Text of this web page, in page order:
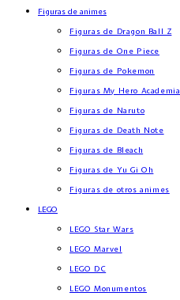
Figuras de animes
Figuras de Dragon Ball Z
Figuras de One Piece
Figuras de Pokemon
Figuras My Hero Academia
Figuras de Naruto
Figuras de Death Note
Figuras de Bleach
Figuras de Yu Gi Oh
Figuras de otros animes
LEGO
LEGO Star Wars
LEGO Marvel
LEGO DC
LEGO Monumentos